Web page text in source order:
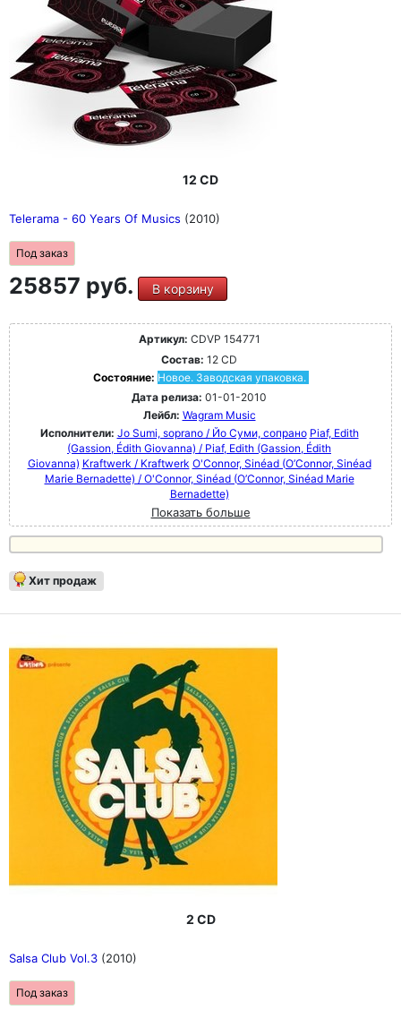
12 CD
Telerama - 60 Years Of Musics (2010)
Под заказ
25857 руб. В корзину
Артикул: CDVP 154771
Состав: 12 CD
Состояние: Новое. Заводская упаковка.
Дата релиза: 01-01-2010
Лейбл: Wagram Music
Исполнители: Jo Sumi, soprano / Йо Суми, сопрано Piaf, Edith
(Gassion, Édith Giovanna) / Piaf, Edith (Gassion, Édith
Giovanna) Kraftwerk / Kraftwerk O'Connor, Sinéad (O’Connor, Sinéad
Marie Bernadette) / O'Connor, Sinéad (O’Connor, Sinéad Marie
Bernadette)
Показать больше
Хит продаж
2 CD
Salsa Club Vol.3 (2010)
Под заказ